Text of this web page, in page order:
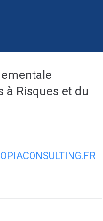
à Risques et du